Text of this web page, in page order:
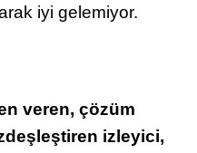
iyi gelemiyor.
veren, çözüm
izleyici,